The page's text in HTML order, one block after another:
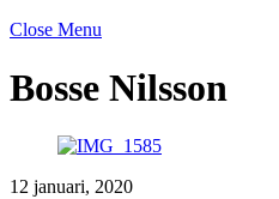
Close Menu
Bosse Nilsson
12 januari, 2020